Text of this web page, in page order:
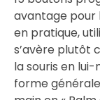
avantage pour
en pratique,
s’avère plutôt
la souris en
forme